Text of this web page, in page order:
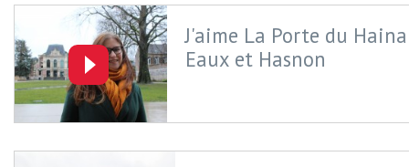
J'aime La Porte du
Eaux et Hasnon